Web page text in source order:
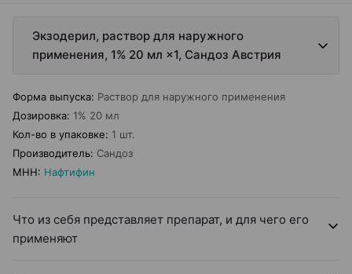
Экзодерил, раствор для наружного
применения, 1% 20 мл ×1, Сандоз Австрия
Форма выпуска: Раствор для наружного применения
Дозировка: 1% 20 мл
Кол-во в упаковке: 1 шт.
Производитель: Сандоз
МНН: Нафтифин
Что из себя представляет препарат, и для чего его
применяют